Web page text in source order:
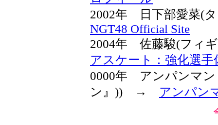
2002年 日下部愛
NGT48 Official Site
2004年 佐藤駿(フ
アスケート：強化選手
0000年 アンパンマン
ン』)) → アンパン